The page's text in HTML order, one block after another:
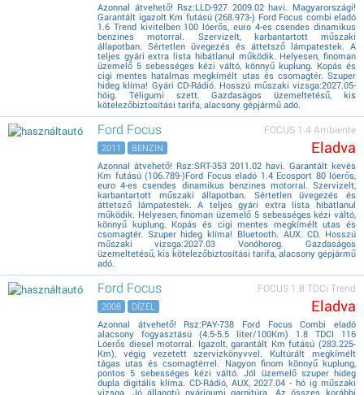
Azonnal átvehető! Rsz:LLD-927 2009.02 havi. Magyarországi!
Garantált igazolt Km futású (268.973-) Ford Focus combi eladó
1.6 Trend kivitelben 100 lóerős, euro 4-es csendes dinamikus
benzines motorral. Szervizelt, karbantartott műszaki
állapotban. Sértetlen üvegezés és áttetsző lámpatestek. A
teljes gyári extra lista hibátlanul működik. Helyesen, finoman
üzemelő 5 sebességes kézi váltó, könnyű kuplung. Kopás és
cigi mentes hatalmas megkímélt utas és csomagtér. Szuper
hideg klíma! Gyári CD-Rádió. Hosszú műszaki vizsga:2027.05-
hóig. Téligumi szett. Gazdaságos üzemeltetésű, kis
kötelezőbiztosítási tarifa, alacsony gépjármű adó.
Ford Focus FOCUS 1.4 Ambiente
Eladva
2011 BENZIN
Azonnal átvehető! Rsz:SRT-353 2011.02 havi. Garantált kevés
Km futású (106.789-)Ford Focus eladó 1.4 Ecosport 80 lóerős,
euro 4-es csendes dinamikus benzines motorral. Szervizelt,
karbantartott műszaki állapotban. Sértetlen üvegezés és
áttetsző lámpatestek. A teljes gyári extra lista hibátlanul
működik. Helyesen, finoman üzemelő 5 sebességes kézi váltó,
könnyű kuplung. Kopás és cigi mentes megkímélt utas és
csomagtér. Szuper hideg klíma! Bluetooth. AUX. CD. Hosszú
műszaki vizsga:2027.03 Vonóhorog. Gazdaságos
üzemeltetésű, kis kötelezőbiztosítási tarifa, alacsony gépjármű
adó.
Ford Focus FOCUS 1.8 TDCi Trend
Eladva
2008 DÍZEL
Azonnal átvehető! Rsz:PAY-738 Ford Focus Combi eladó
alacsony fogyasztású (4.5-5.5 liter/100Km) 1.8 TDCI 116
Lóerős diesel motorral. Igazolt, garantált Km futású (283.225-
Km), végig vezetett szervizkönyvvel. Kultúrált megkímélt
tágas utas és csomagtérrel. Nagyon finom könnyű kuplung,
pontos 5 sebességes kézi váltó. Jól üzemelő szuper hideg
dupla digitális klíma. CD-Rádió, AUX, 2027.04 - hó ig műszaki
vizsga. Jó állapotú nyárigumi garnitúra. Az összes korábbi